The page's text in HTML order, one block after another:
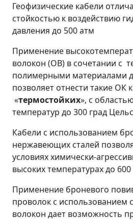
Геофизические кабели
стойкостью к воздействию
давления до 500 атм
Применение
волокон (ОВ) в сочетании с
полимерными материалами
позволяет отнести такие ОК
«термостойких», с
температур до 300 град
Кабели с использованием
нержавеющих сталей
условиях химически-
высоких температурах до 600
Применение броневого
проволок с использованием
волокон дает возможность